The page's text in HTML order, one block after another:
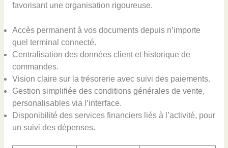
favorisant une organisation rigoureuse.
Accès permanent à vos documents depuis n’importe
quel terminal connecté.
Centralisation des données client et historique de
commandes.
Vision claire sur la trésorerie avec suivi des paiements.
Gestion simplifiée des conditions générales de vente,
personalisables via l’interface.
Disponibilité des services financiers liés à l’activité, pour
un suivi des dépenses.